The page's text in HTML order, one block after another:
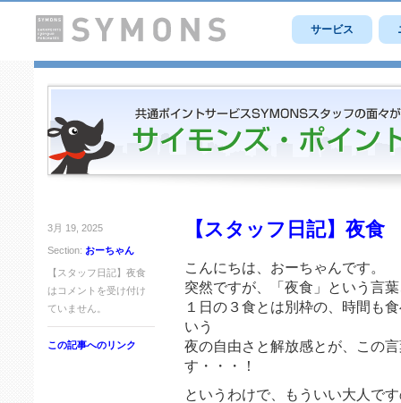
サービス
3月 19, 2025
Section: おーちゃん
【スタッフ日記】夜食
は コメントを受け付け
ていません。
この記事へのリンク
【スタッフ日記】夜食
こんにちは、おーちゃんです。
突然ですが、「夜食」という言
１日の３食とは別枠の、時間も
いう
夜の自由さと解放感とが、この
す・・・！
というわけで、もういい大人で